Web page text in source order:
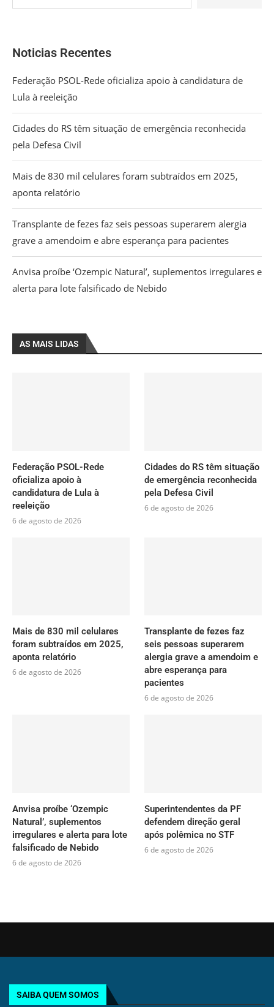
Noticias Recentes
Federação PSOL-Rede oficializa apoio à candidatura de
Lula à reeleição
Cidades do RS têm situação de emergência reconhecida
pela Defesa Civil
Mais de 830 mil celulares foram subtraídos em 2025,
aponta relatório
Transplante de fezes faz seis pessoas superarem alergia
grave a amendoim e abre esperança para pacientes
Anvisa proíbe ‘Ozempic Natural’, suplementos irregulares e
alerta para lote falsificado de Nebido
AS MAIS LIDAS
Federação PSOL-Rede
oficializa apoio à
candidatura de Lula à
reeleição
6 de agosto de 2026
Cidades do RS têm situação
de emergência reconhecida
pela Defesa Civil
6 de agosto de 2026
Mais de 830 mil celulares
foram subtraídos em 2025,
aponta relatório
6 de agosto de 2026
Transplante de fezes faz
seis pessoas superarem
alergia grave a amendoim e
abre esperança para
pacientes
6 de agosto de 2026
Anvisa proíbe ‘Ozempic
Natural’, suplementos
irregulares e alerta para lote
falsificado de Nebido
6 de agosto de 2026
Superintendentes da PF
defendem direção geral
após polêmica no STF
6 de agosto de 2026
SAIBA QUEM SOMOS